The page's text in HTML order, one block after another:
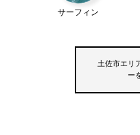
サーフィン
土佐市エリ
ー